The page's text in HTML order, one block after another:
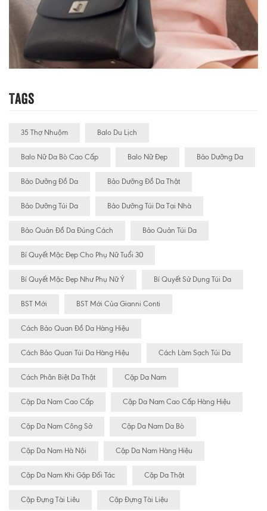
Tags
35 Thợ Nhuộm Balo Du Lịch
Balo Nữ Da Bò Cao Cấp Balo Nữ Đẹp Bảo Dưỡng Da
Bảo Dưỡng Đồ Da Bảo Dưỡng Đồ Da Thật
Bảo Dưỡng Túi Da Bảo Dưỡng Túi Da Tại Nhà
Bảo Quản Đồ Da Đúng Cách Bảo Quản Túi Da
Bí Quyết Mặc Đẹp Cho Phụ Nữ Tuổi 30
Bí Quyết Mặc Đẹp Như Phụ Nữ Ý Bí Quyết Sử Dụng Túi Da
BST Mới BST Mới Của Gianni Conti
Cách Bảo Quan Đồ Da Hàng Hiệu
Cách Bảo Quan Túi Da Hàng Hiệu Cách Làm Sạch Túi Da
Cách Phân Biệt Da Thật Cặp Da Nam
Cặp Da Nam Cao Cấp Cặp Da Nam Cao Cấp Hàng Hiệu
Cặp Da Nam Công Sở Cặp Da Nam Da Bò
Cặp Da Nam Hà Nội Cặp Da Nam Hàng Hiệu
Cặp Da Nam Khi Gặp Đối Tác Cặp Da Thật
Cặp Đựng Tài Liêu Cặp Đựng Tài Liệu